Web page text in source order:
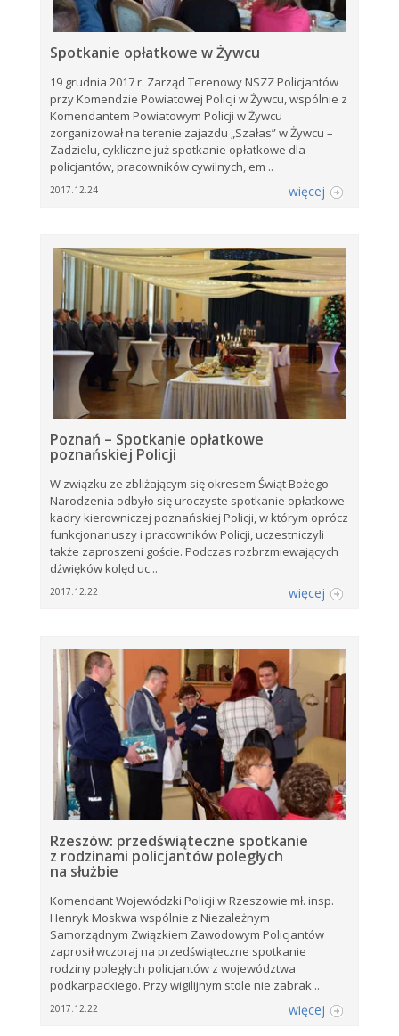
Spotkanie opłatkowe w Żywcu
19 grudnia 2017 r. Zarząd Terenowy NSZZ Policjantów
przy Komendzie Powiatowej Policji w Żywcu, wspólnie z
Komendantem Powiatowym Policji w Żywcu
zorganizował na terenie zajazdu „Szałas” w Żywcu –
Zadzielu, cykliczne już spotkanie opłatkowe dla
policjantów, pracowników cywilnych, em ..
2017.12.24 więcej
Poznań – Spotkanie opłatkowe
poznańskiej Policji
W związku ze zbliżającym się okresem Świąt Bożego
Narodzenia odbyło się uroczyste spotkanie opłatkowe
kadry kierowniczej poznańskiej Policji, w którym oprócz
funkcjonariuszy i pracowników Policji, uczestniczyli
także zaproszeni goście. Podczas rozbrzmiewających
dźwięków kolęd uc ..
2017.12.22 więcej
Rzeszów: przedświąteczne spotkanie
z rodzinami policjantów poległych
na służbie
Komendant Wojewódzki Policji w Rzeszowie mł. insp.
Henryk Moskwa wspólnie z Niezależnym
Samorządnym Związkiem Zawodowym Policjantów
zaprosił wczoraj na przedświąteczne spotkanie
rodziny poległych policjantów z województwa
podkarpackiego. Przy wigilijnym stole nie zabrak ..
2017.12.22 więcej